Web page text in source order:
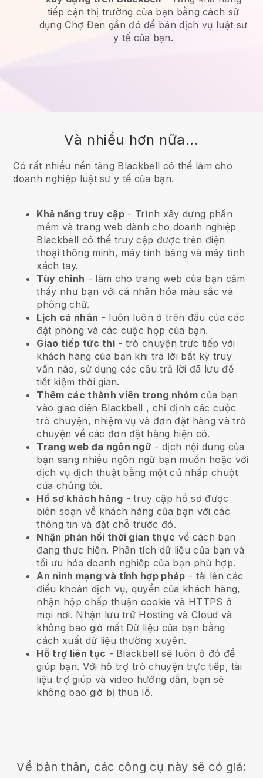
tiếp cận thị trường của bạn bằng cách sử
dụng Chợ Đen gần đó để bán dịch vụ luật sư
y tế của bạn.
Và nhiều hơn nữa...
Có rất nhiều nền tảng Blackbell có thể làm cho
doanh nghiệp luật sư y tế của bạn.
Khả năng truy cập- Trình xây dựng phần
mềm và trang web dành cho doanh nghiệp
Blackbell có thể truy cập được trên điện
thoại thông minh, máy tính bảng và máy tính
xách tay.
Tùy chỉnh - làm cho trang web của bạn cảm
thấy như bạn với cá nhân hóa màu sắc và
phông chữ.
Lịch cá nhân - luôn luôn ở trên đầu của các
đặt phòng và các cuộc họp của bạn.
Giao tiếp tức thì- trò chuyện trực tiếp với
khách hàng của bạn khi trả lời bất kỳ truy
vấn nào, sử dụng các câu trả lời đã lưu để
tiết kiệm thời gian.
Thêm các thành viên trong nhóm của bạn
vào giao diện Blackbell , chỉ định các cuộc
trò chuyện, nhiệm vụ và đơn đặt hàng và trò
chuyện về các đơn đặt hàng hiện có.
Trang web đa ngôn ngữ - dịch nội dung của
bạn sang nhiều ngôn ngữ bạn muốn hoặc với
dịch vụ dịch thuật bằng một cú nhấp chuột
của chúng tôi.
Hồ sơ khách hàng - truy cập hồ sơ được
biên soạn về khách hàng của bạn với các
thông tin và đặt chỗ trước đó.
Nhận phản hồi thời gian thực về cách bạn
đang thực hiện. Phân tích dữ liệu của bạn và
tối ưu hóa doanh nghiệp của bạn phù hợp.
An ninh mạng và tính hợp pháp - tải lên các
điều khoản dịch vụ, quyền của khách hàng,
nhận hộp chấp thuận cookie và HTTPS ở
mọi nơi. Nhận lưu trữ Hosting và Cloud và
không bao giờ mất Dữ liệu của bạn bằng
cách xuất dữ liệu thường xuyên.
Hỗ trợ liên tục - Blackbell sẽ luôn ở đó để
giúp bạn. Với hỗ trợ trò chuyện trực tiếp, tài
liệu trợ giúp và video hướng dẫn, bạn sẽ
không bao giờ bị thua lỗ.
Về bản thân, các công cụ này sẽ có giá: